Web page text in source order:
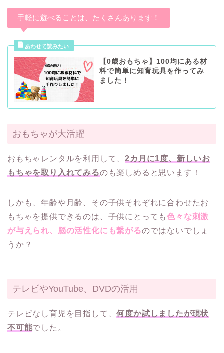
手軽に遊べることは、たくさんあります！
【0歳おもちゃ】100均にある材
料で簡単に知育玩具を作ってみ
ました！
おもちゃが大活躍
おもちゃレンタルを利用して、2カ月に1度、新しいお
もちゃを取り入れてみるのも楽しめると思います！
しかも、年齢や月齢、その子供それぞれに合わせたお
もちゃを提供できるのは、子供にとっても色々な刺激
が与えられ、脳の活性化にも繋がるのではないでしょ
うか？
テレビやYouTube、DVDの活用
テレビなし育児を目指して、何度か試しましたが現状
不可能でした。